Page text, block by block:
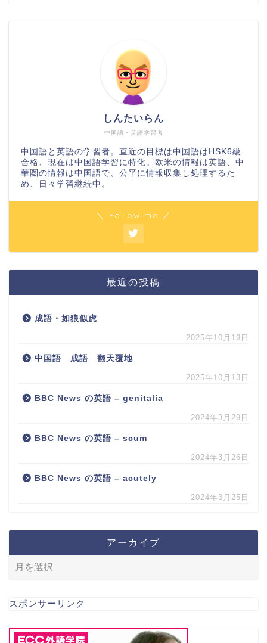
中国語・英語学習者
しんたいらん
中国語と英語の学習者。直近の目標は中国語はHSK6級
合格、現在は中国語学習に特化。欧米の情報は英語、中
華圏の情報は中国語で、公平に情報収集し処理するた
め、日々学習継続中。
＼ Follow me ／
最近の投稿
成語・如狼似虎
2025年10月19日
中国語 成語 翻天覆地
2025年10月13日
BBC News の英語 – genitalia
2024年3月29日
BBC News の英語 – scum
2024年3月26日
BBC News の英語 – acutely
2024年3月25日
アーカイブ
スポンサーリンク